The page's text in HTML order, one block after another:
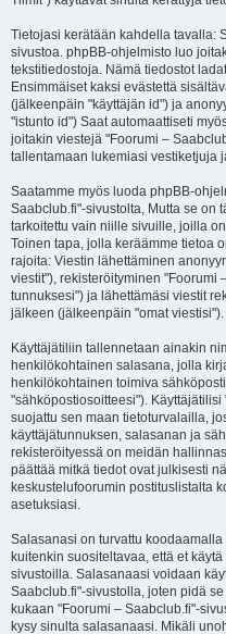
Tietojasi kerätään kahdella tavalla:
sivustoa. phpBB-ohjelmisto luo
tekstitiedostoja. Nämä tiedostot
Ensimmäiset kaksi evästettä
(jälkeenpäin "käyttäjän id") ja
"istunto id") Saat automaattiseti
joitakin viestejä "Foorumi –
tallentamaan lukemiasi vestiketjuja
Saatamme myös luoda phpBB-
Saabclub.fi"-sivustolta, Mutta se on
tarkoitettu vain niille sivuille, joilla
Toinen tapa, jolla keräämme tietoa
rajoita: Viestin lähettäminen
viestit"), rekisteröityminen "Foorumi
tunnuksesi") ja lähettämäsi viestit
jälkeen (jälkeenpäin "omat viestisi").
Käyttäjätiliin tallennetaan ainakin
henkilökohtainen salasana, jolla
henkilökohtainen toimiva
"sähköpostiosoitteesi").
suojattu sen maan tietoturvalailla,
käyttäjätunnuksen, salasanan ja
rekisteröityessä on meidän
päättää mitkä tiedot ovat julkisesti
keskustelufoorumin postituslistalta
asetuksiasi.
Salasanasi on turvattu
kuitenkin suositeltavaa, että et
sivustoilla. Salasanaasi voidaan
Saabclub.fi"-sivustolla, joten pidä
kukaan "Foorumi – Saabclub.fi"-
kysy sinulta salasanaasi. Mikäli